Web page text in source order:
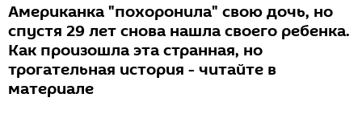
Американка "похоронила" свою дочь, но
спустя 29 лет снова нашла своего ребенка.
Как произошла эта странная, но
трогательная история - читайте в
материале